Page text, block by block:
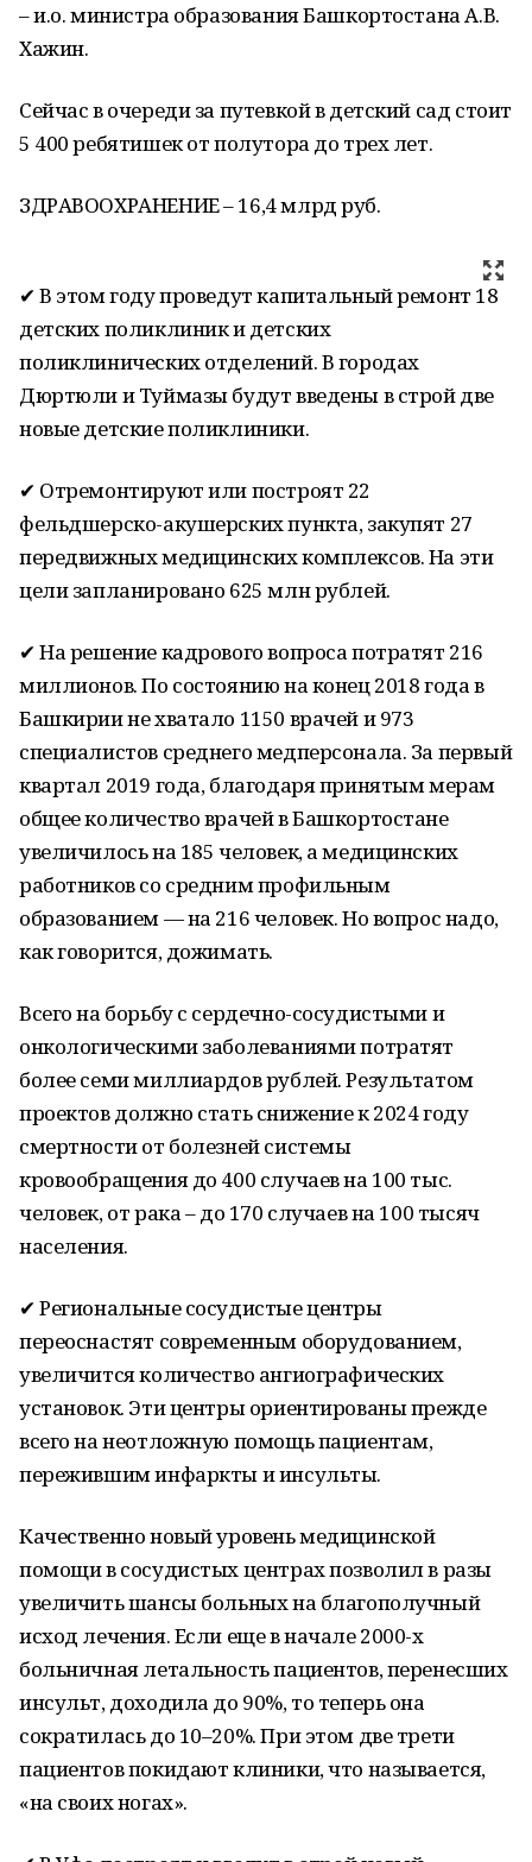
– и.о. министра образования Башкортостана А.В.
Хажин.
Сейчас в очереди за путевкой в детский сад стоит
5 400 ребятишек от полутора до трех лет.
ЗДРАВООХРАНЕНИЕ – 16,4 млрд руб.
✔ В этом году проведут капитальный ремонт 18
детских поликлиник и детских
поликлинических отделений. В городах
Дюртюли и Туймазы будут введены в строй две
новые детские поликлиники.
✔ Отремонтируют или построят 22
фельдшерско-акушерских пункта, закупят 27
передвижных медицинских комплексов. На эти
цели запланировано 625 млн рублей.
✔ На решение кадрового вопроса потратят 216
миллионов. По состоянию на конец 2018 года в
Башкирии не хватало 1150 врачей и 973
специалистов среднего медперсонала. За первый
квартал 2019 года, благодаря принятым мерам
общее количество врачей в Башкортостане
увеличилось на 185 человек, а медицинских
работников со средним профильным
образованием — на 216 человек. Но вопрос надо,
как говорится, дожимать.
Всего на борьбу с сердечно-сосудистыми и
онкологическими заболеваниями потратят
более семи миллиардов рублей. Результатом
проектов должно стать снижение к 2024 году
смертности от болезней системы
кровообращения до 400 случаев на 100 тыс.
человек, от рака – до 170 случаев на 100 тысяч
населения.
✔ Региональные сосудистые центры
переоснастят современным оборудованием,
увеличится количество ангиографических
установок. Эти центры ориентированы прежде
всего на неотложную помощь пациентам,
пережившим инфаркты и инсульты.
Качественно новый уровень медицинской
помощи в сосудистых центрах позволил в разы
увеличить шансы больных на благополучный
исход лечения. Если еще в начале 2000-х
больничная летальность пациентов, перенесших
инсульт, доходила до 90%, то теперь она
сократилась до 10–20%. При этом две трети
пациентов покидают клиники, что называется,
«на своих ногах».